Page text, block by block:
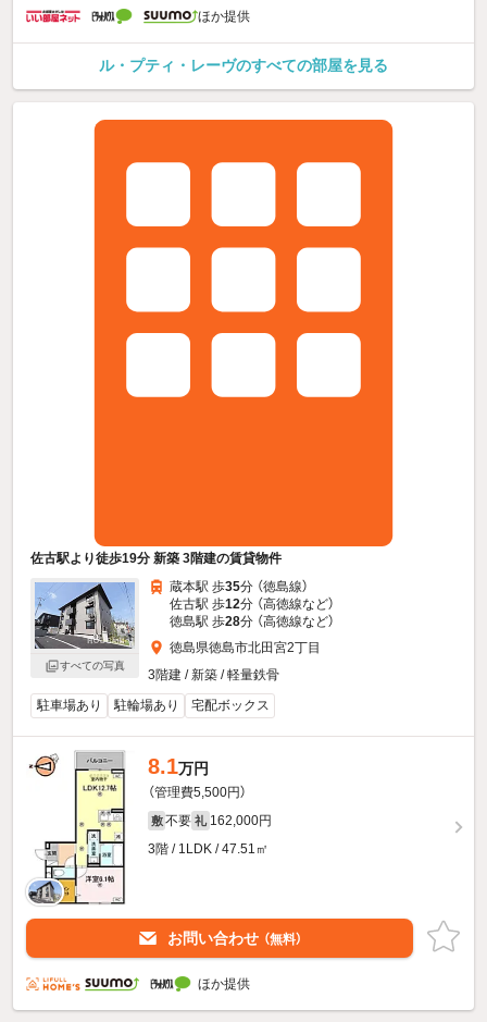
ほか提供
ル・プティ・レーヴのすべての部屋を見る
佐古駅より徒歩19分 新築 3階建の賃貸物件
すべての写真
蔵本駅 歩35分 （徳島線）
佐古駅 歩12分 （高徳線など）
徳島駅 歩28分 （高徳線など）
徳島県徳島市北田宮2丁目
3階建 / 新築 / 軽量鉄骨
駐車場あり
駐輪場あり 宅配ボックス
8.1万円
（管理費5,500円）
敷 不要 礼 162,000円
3階 / 1LDK / 47.51㎡
お問い合わせ （無料）
ほか提供